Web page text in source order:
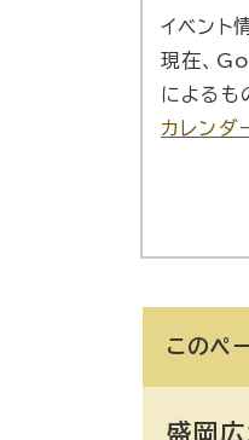
イベント
現在、
によるも
カレンダ
このペ
盛岡